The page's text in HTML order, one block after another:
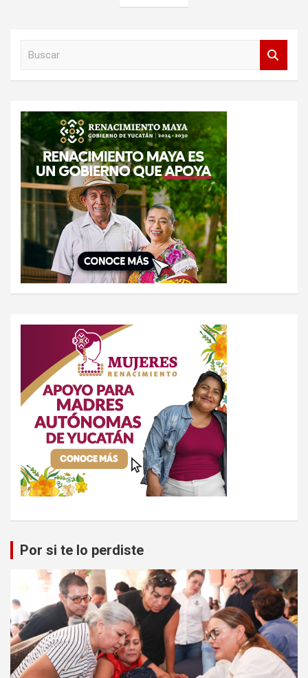
r
Por si te lo perdiste